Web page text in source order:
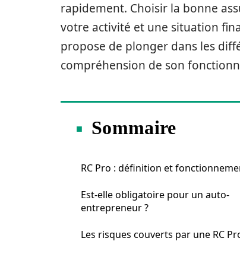
rapidement. Choisir la bonne
votre activité et une situation
propose de plonger dans les
compréhension de son
Sommaire
RC Pro : définition et
Est-elle obligatoire pour un auto-
entrepreneur ?
Les risques couverts par une RC